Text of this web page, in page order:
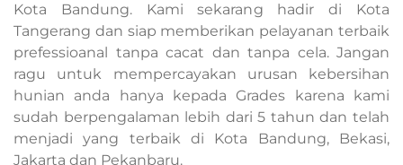
Kota Bandung. Kami sekarang hadir di Kota
Tangerang dan siap memberikan pelayanan terbaik
prefessioanal tanpa cacat dan tanpa cela. Jangan
ragu untuk mempercayakan urusan kebersihan
hunian anda hanya kepada Grades karena kami
sudah berpengalaman lebih dari 5 tahun dan telah
menjadi yang terbaik di Kota Bandung, Bekasi,
Jakarta dan Pekanbaru.